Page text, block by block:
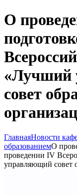
О
«Лучший
совет
ГлавнаяНовости
образованиемО
проведении IV
управляющий совет